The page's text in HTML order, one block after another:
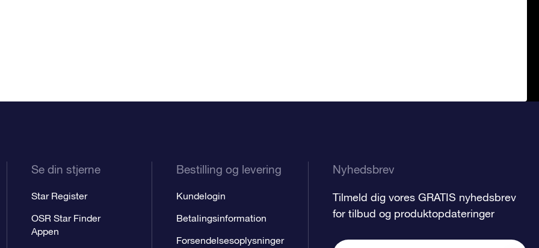
Se din stjerne
Star Register
OSR Star Finder
Appen
Bestilling og levering
Kundelogin
Betalingsinformation
Forsendelsesoplysninger
Nyhedsbrev
Tilmeld dig vores GRATIS nyhedsbrev
for tilbud og produktopdateringer